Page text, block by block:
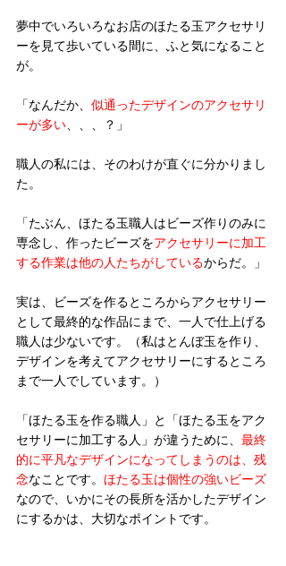
夢中でいろいろなお店のほたる玉アクセサリ
ーを見て歩いている間に、ふと気になること
が。
「なんだか、 似通ったデザインのアクセサリ
ーが多い、、、？」
職人の私には、そのわけが直ぐに分かりまし
た。
「たぶん、ほたる玉職人はビーズ作りのみに
専念し、作ったビーズをアクセサリーに加工
する作業は他の人たちがしているからだ。」
実は、ビーズを作るところからアクセサリー
として最終的な作品にまで、一人で仕上げる
職人は少ないです。（私はとんぼ玉を作り、
デザインを考えてアクセサリーにするところ
まで一人でしています。）
「ほたる玉を作る職人」と「ほたる玉をアク
セサリーに加工する人」が違うために、 最終
的に平凡なデザインになってしまうのは、残
念なことです。 ほたる玉は個性の強いビーズ
なので、いかにその長所を活かしたデザイン
にするかは、大切なポイントです。